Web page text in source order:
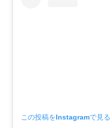
この投稿をInstagramで見る